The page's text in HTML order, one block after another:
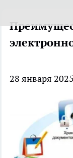
28 января 2025